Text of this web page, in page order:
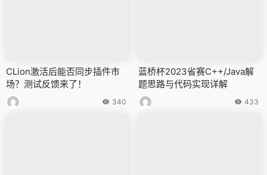
CLion激活后能否同步插件市
场？测试反馈来了！
340
蓝桥杯2023省赛C++/Java解
题思路与代码实现详解
433